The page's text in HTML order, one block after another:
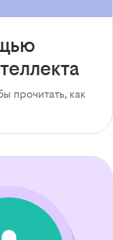
прочитать, как